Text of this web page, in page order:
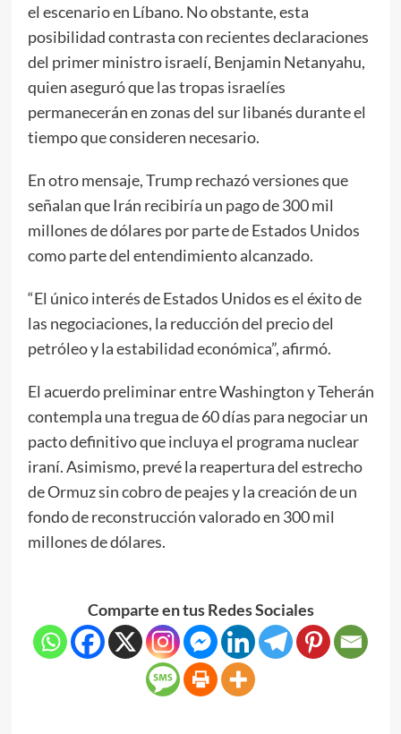
el escenario en Líbano. No obstante, esta
posibilidad contrasta con recientes declaraciones
del primer ministro israelí, Benjamin Netanyahu,
quien aseguró que las tropas israelíes
permanecerán en zonas del sur libanés durante el
tiempo que consideren necesario.
En otro mensaje, Trump rechazó versiones que
señalan que Irán recibiría un pago de 300 mil
millones de dólares por parte de Estados Unidos
como parte del entendimiento alcanzado.
“El único interés de Estados Unidos es el éxito de
las negociaciones, la reducción del precio del
petróleo y la estabilidad económica”, afirmó.
El acuerdo preliminar entre Washington y Teherán
contempla una tregua de 60 días para negociar un
pacto definitivo que incluya el programa nuclear
iraní. Asimismo, prevé la reapertura del estrecho
de Ormuz sin cobro de peajes y la creación de un
fondo de reconstrucción valorado en 300 mil
millones de dólares.
Comparte en tus Redes Sociales